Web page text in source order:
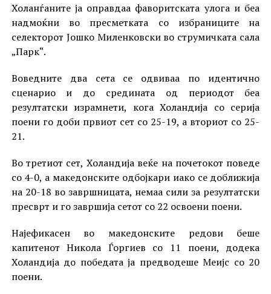
Холанѓаните ја оправдаа фаворитската улога и беа
надмоќни во пресметката со избраниците на
селекторот Јошко Миленковски во струмичката сала
„Парк“.
Воведните два сета се одвиваа по идентично
сценарио и до средината од периодот беа
резултатски израмнети, кога Холандија со серија
поени го доби првиот сет со 25-19, а вториот со 25-
21.
Во третиот сет, Холандија веќе на почетокот поведе
со 4-0, а македонските одбојкари иако се доближија
на 20-18 во завршницата, немаа сили за резултатски
пресврт и го завршија сетот со 22 освоени поени.
Најефикасен во македонските редови беше
капитенот Никола Ѓоргиев со 11 поени, додека
Холандија до победата ја предводеше Меијс со 20
поени.